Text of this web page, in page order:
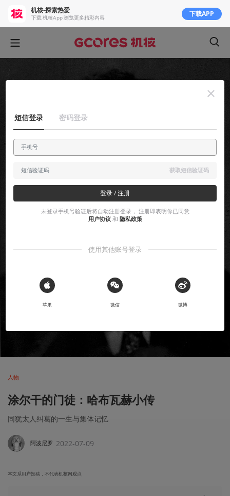
人物
涂尔干的门徒：哈布瓦赫小传
同犹太人纠葛的一生与集体记忆
阿波尼罗 2022-07-09
本文系用户投稿，不代表机核网观点
机核-探索热爱
下载 机核App 浏览更多精彩内容 下载APP
短信登录 密码登录
获取短信验证码
登录 / 注册
未登录手机号验证后将自动注册登录， 注册即表明你已同意
用户协议 和 隐私政策
使用其他账号登录
 Sign in with Apple
苹果 微信 微博